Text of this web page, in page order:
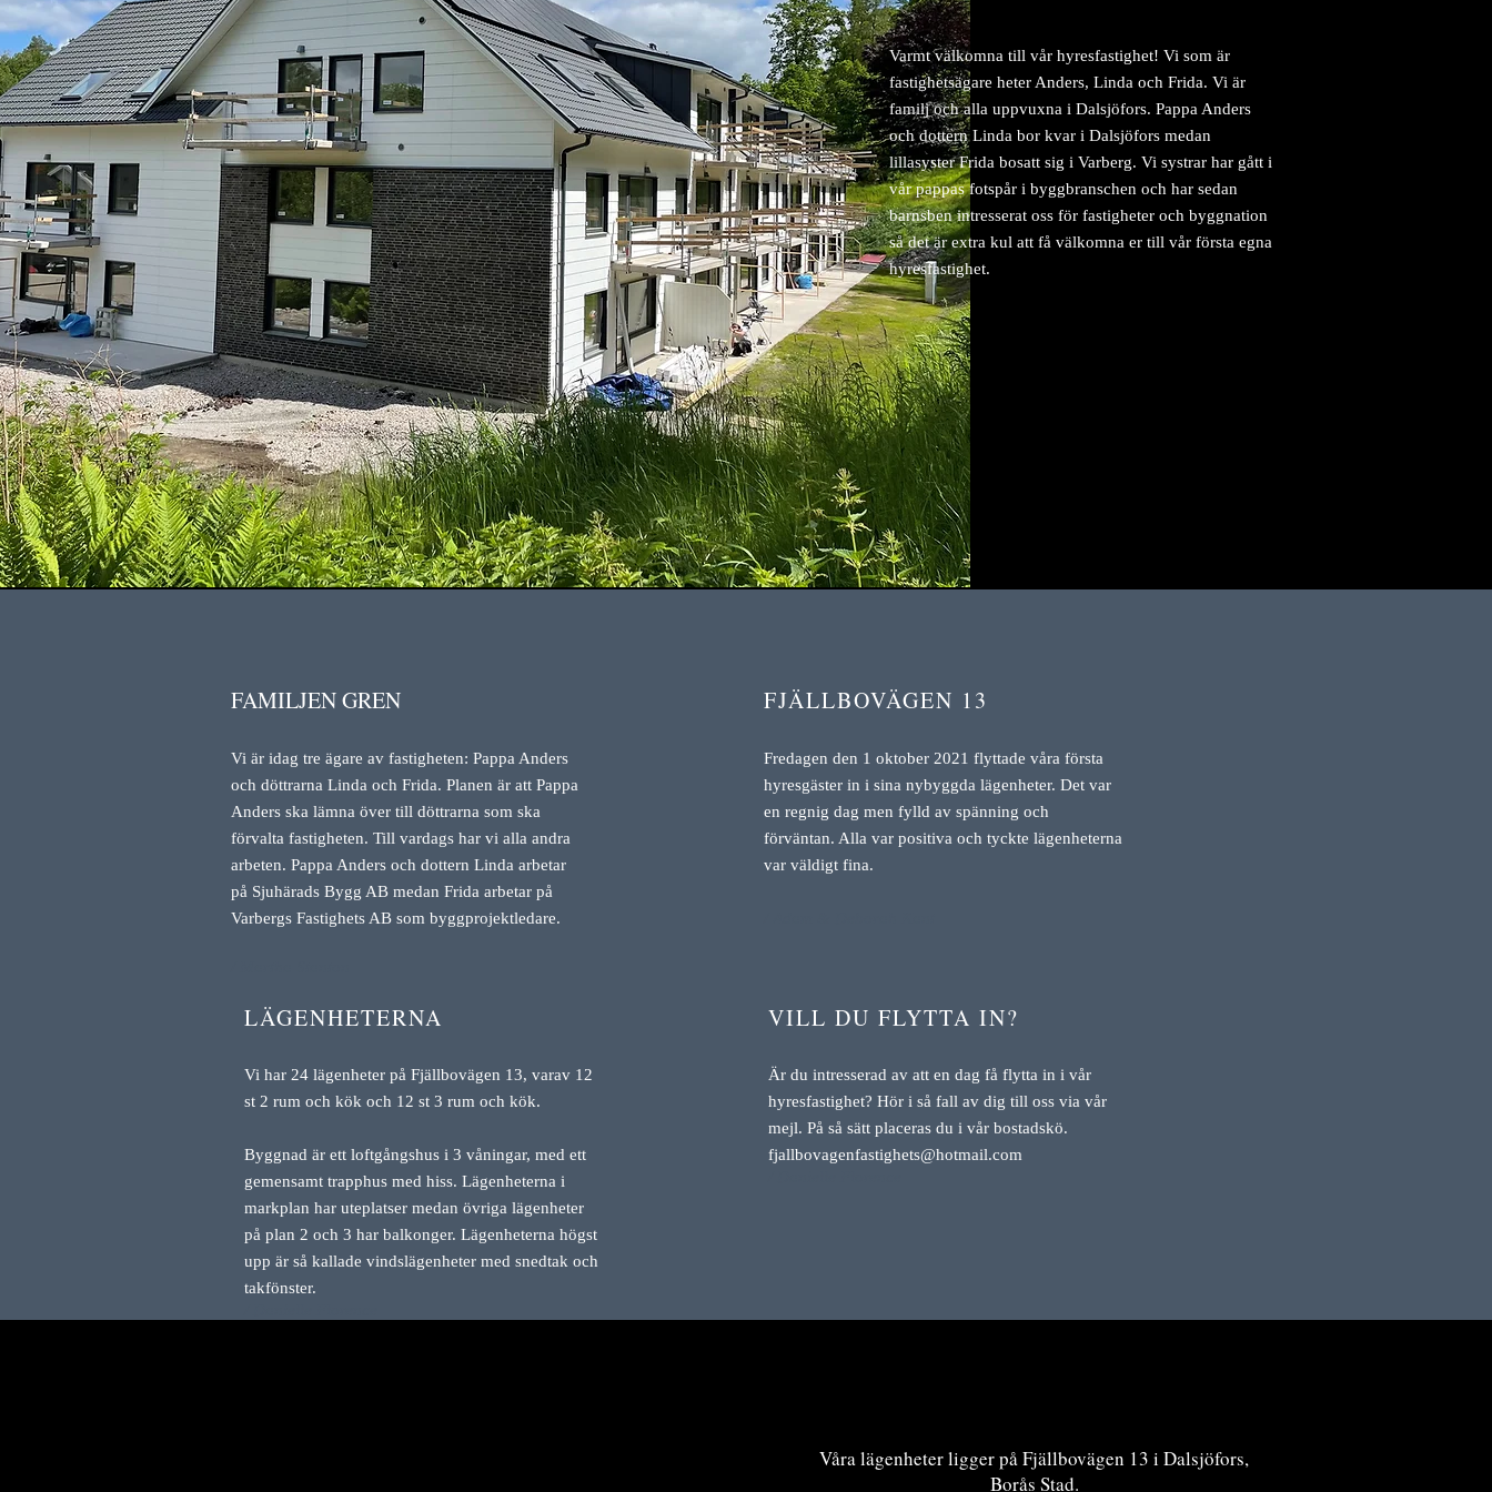
Varmt välkomna till vår hyresfastighet! Vi som är
fastighetsägare heter Anders, Linda och Frida. Vi är
familj och alla uppvuxna i Dalsjöfors. Pappa Anders
och dottern Linda bor kvar i Dalsjöfors medan
lillasyster Frida bosatt sig i Varberg. Vi systrar har gått i
vår pappas fotspår i byggbranschen och har sedan
barnsben intresserat oss för fastigheter och byggnation
så det är extra kul att få välkomna er till vår första egna
hyresfastighet.
FAMILJEN GREN
Vi är idag tre ägare av fastigheten: Pappa Anders
och döttrarna Linda och Frida. Planen är att Pappa
Anders ska lämna över till döttrarna som ska
förvalta fastigheten. Till vardags har vi alla andra
arbeten. Pappa Anders och dottern Linda arbetar
på Sjuhärads Bygg AB medan Frida arbetar på
Varbergs Fastighets AB som byggprojektledare.
LÄGENHETERNA
Vi har 24 lägenheter på Fjällbovägen 13, varav 12
st 2 rum och kök och 12 st 3 rum och kök.
Byggnad är ett loftgångshus i 3 våningar, med ett
gemensamt trapphus med hiss. Lägenheterna i
markplan har uteplatser medan övriga lägenheter
på plan 2 och 3 har balkonger. Lägenheterna högst
upp är så kallade vindslägenheter med snedtak och
takfönster.
VILL DU FLYTTA IN?
Är du intresserad av att en dag få flytta in i vår
hyresfastighet? Hör i så fall av dig till oss via vår
mejl. På så sätt placeras du i vår bostadskö.
fjallbovagenfastighets@hotmail.com
FJÄLLBOVÄGEN 13
Fredagen den 1 oktober 2021 flyttade våra första
hyresgäster in i sina nybyggda lägenheter. Det var
en regnig dag men fylld av spänning och
förväntan. Alla var positiva och tyckte lägenheterna
var väldigt fina.
Våra lägenheter ligger på Fjällbovägen 13 i Dalsjöfors,
Borås Stad.